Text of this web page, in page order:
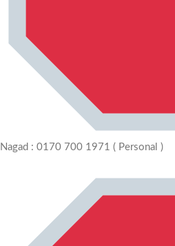
Nagad : 0170 700 1971 ( Personal )